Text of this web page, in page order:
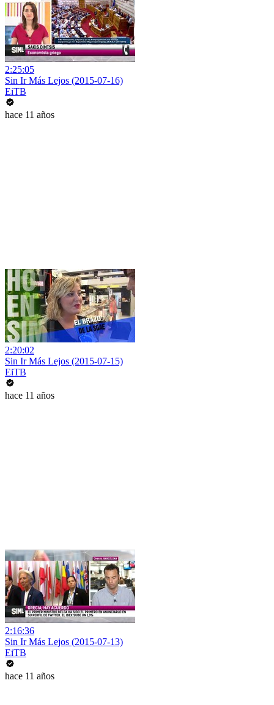
2:25:05
Sin Ir Más Lejos (2015-07-16)
EiTB
hace 11 años
2:20:02
Sin Ir Más Lejos (2015-07-15)
EiTB
hace 11 años
2:16:36
Sin Ir Más Lejos (2015-07-13)
EiTB
hace 11 años